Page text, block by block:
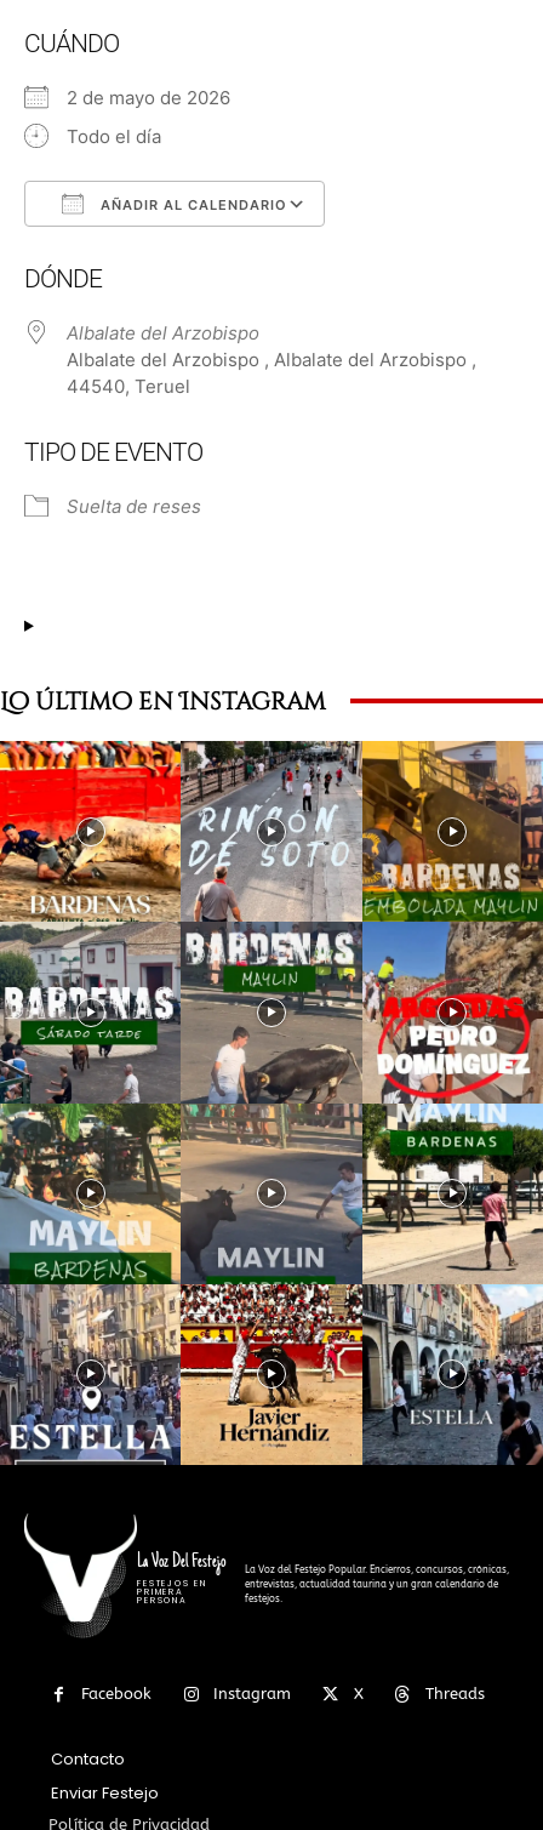
CUÁNDO
2 de mayo de 2026
Todo el día
AÑADIR AL CALENDARIO
DÓNDE
Albalate del Arzobispo
Albalate del Arzobispo , Albalate del Arzobispo ,
44540, Teruel
TIPO DE EVENTO
Suelta de reses
Lo último en Instagram
La Voz Del Festejo
FESTEJOS EN
PRIMERA
PERSONA
La Voz del Festejo Popular. Encierros, concursos, crónicas,
entrevistas, actualidad taurina y un gran calendario de
festejos.
Facebook Instagram X Threads
Contacto
Enviar Festejo
Política de Privacidad